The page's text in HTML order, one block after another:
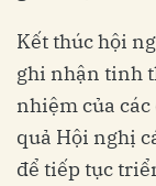
Kết thúc hội
ghi nhận tinh
nhiệm của
quả Hội nghị
để tiếp tục